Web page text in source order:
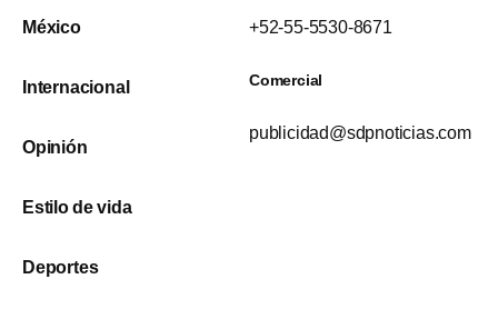
México
Internacional
Opinión
Estilo de vida
Deportes
+52-55-5530-8671
Comercial
publicidad@sdpnoticias.com